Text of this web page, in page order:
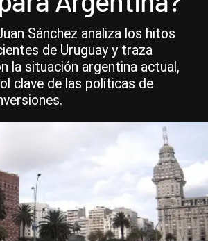
Sánchez analiza los hitos
de Uruguay y traza
la situación argentina actual,
clave de las políticas de